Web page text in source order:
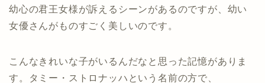
幼心の君王女様が訴えるシーンがあるのですが、幼い
女優さんがものすごく美しいのです。
こんなきれいな子がいるんだなと思った記憶がありま
す。タミー・ストロナッハという名前の方で、